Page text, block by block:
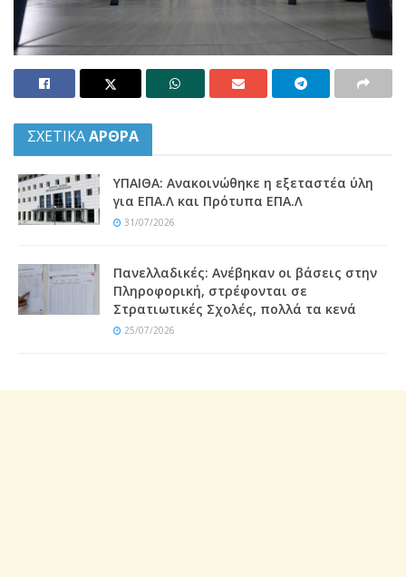
ΣΧΕΤΙΚΑΑΡΘΡΑ
ΥΠΑΙΘΑ: Ανακοινώθηκε η εξεταστέα ύλη
για ΕΠΑ.Λ και Πρότυπα ΕΠΑ.Λ
31/07/2026
Πανελλαδικές: Ανέβηκαν οι βάσεις στην
Πληροφορική, στρέφονται σε
Στρατιωτικές Σχολές, πολλά τα κενά
25/07/2026